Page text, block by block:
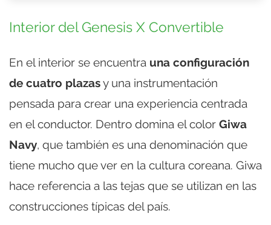
Interior del Genesis X Convertible
En el interior se encuentra una configuración
de cuatro plazasy una instrumentación
pensada para crear una experiencia centrada
en el conductor. Dentro domina el color Giwa
Navy, que también es una denominación que
tiene mucho que ver en la cultura coreana. Giwa
hace referencia a las tejas que se utilizan en las
construcciones típicas del país.